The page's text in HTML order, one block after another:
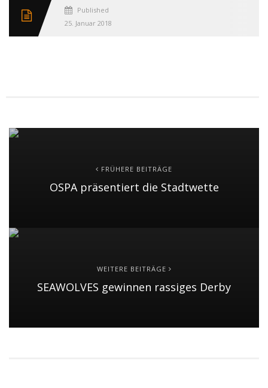
Published
25. Januar 2018
FRÜHERE BEITRÄGE
OSPA präsentiert die Stadtwette
WEITERE BEITRÄGE
SEAWOLVES gewinnen rassiges Derby